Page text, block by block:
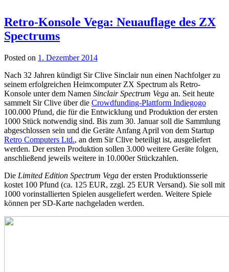
Retro-Konsole Vega: Neuauflage des ZX
Spectrums
Posted on 1. Dezember 2014
Nach 32 Jahren kündigt Sir Clive Sinclair nun einen Nachfolger zu
seinem erfolgreichen Heimcomputer ZX Spectrum als Retro-
Konsole unter dem Namen Sinclair Spectrum Vega an. Seit heute
sammelt Sir Clive über die Crowdfunding-Plattform Indiegogo
100.000 Pfund, die für die Entwicklung und Produktion der ersten
1000 Stück notwendig sind. Bis zum 30. Januar soll die Sammlung
abgeschlossen sein und die Geräte Anfang April von dem Startup
Retro Computers Ltd., an dem Sir Clive beteiligt ist, ausgeliefert
werden. Der ersten Produktion sollen 3.000 weitere Geräte folgen,
anschließend jeweils weitere in 10.000er Stückzahlen.
Die Limited Edition Spectrum Vega der ersten Produktionsserie
kostet 100 Pfund (ca. 125 EUR, zzgl. 25 EUR Versand). Sie soll mit
1000 vorinstallierten Spielen ausgeliefert werden. Weitere Spiele
können per SD-Karte nachgeladen werden.